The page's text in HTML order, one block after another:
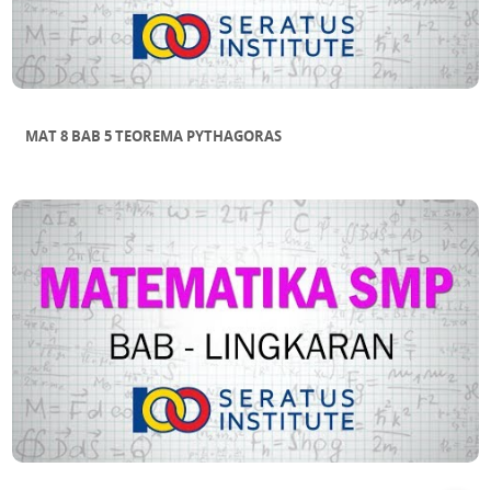
MAT 8 BAB 5 TEOREMA PYTHAGORAS